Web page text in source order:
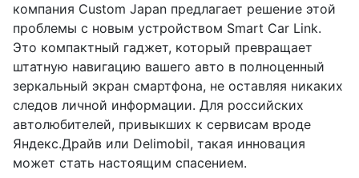
компания Custom Japan предлагает решение этой
проблемы с новым устройством Smart Car Link.
Это компактный гаджет, который превращает
штатную навигацию вашего авто в полноценный
зеркальный экран смартфона, не оставляя никаких
следов личной информации. Для российских
автолюбителей, привыкших к сервисам вроде
Яндекс.Драйв или Delimobil, такая инновация
может стать настоящим спасением.